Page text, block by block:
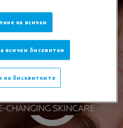
на всички
всички бисквитки
на бисквитките